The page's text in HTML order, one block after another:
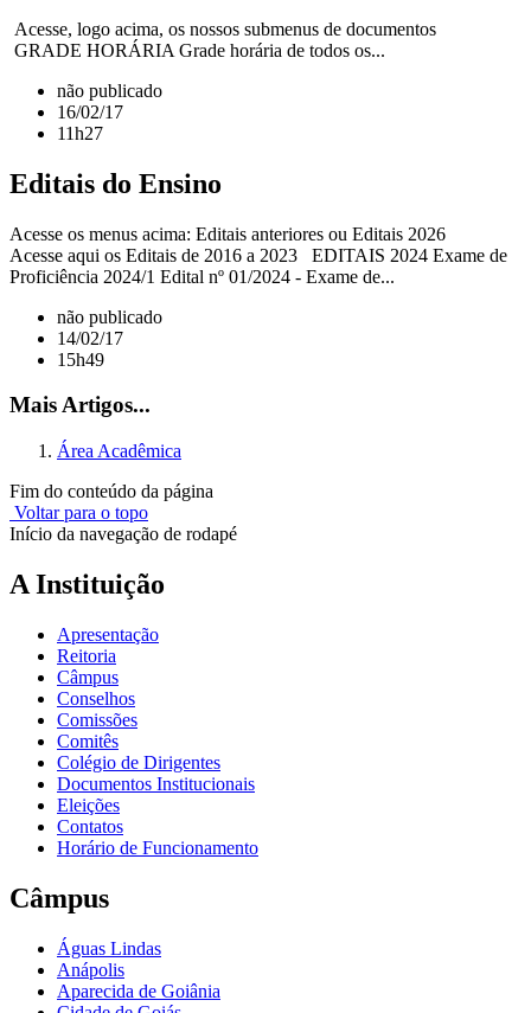
Acesse, logo acima, os nossos submenus de documentos
GRADE HORÁRIA Grade horária de todos os...
não publicado
16/02/17
11h27
Editais do Ensino
Acesse os menus acima: Editais anteriores ou Editais 2026
Acesse aqui os Editais de 2016 a 2023 EDITAIS 2024 Exame de
Proficiência 2024/1 Edital nº 01/2024 - Exame de...
não publicado
14/02/17
15h49
Mais Artigos...
Área Acadêmica
Fim do conteúdo da página
Voltar para o topo
Início da navegação de rodapé
A Instituição
Apresentação
Reitoria
Câmpus
Conselhos
Comissões
Comitês
Colégio de Dirigentes
Documentos Institucionais
Eleições
Contatos
Horário de Funcionamento
Câmpus
Águas Lindas
Anápolis
Aparecida de Goiânia